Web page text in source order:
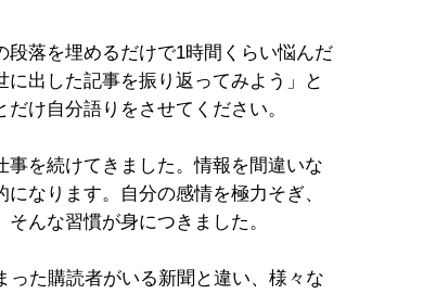
落を埋めるだけで1時間くらい悩んだ
出した記事を振り返ってみよう」と
け自分語りをさせてください。
を続けてきました。情報を間違いな
なります。自分の感情を極力そぎ、
んな習慣が身につきました。
た購読者がいる新聞と違い、様々な